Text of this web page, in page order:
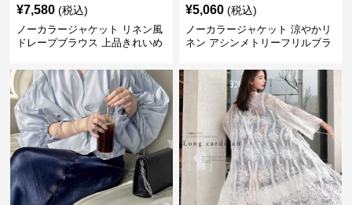
¥7,580 (税込)
ノーカラージャケット リネン風
ドレープブラウス 上品きれいめ
¥5,060 (税込)
ノーカラージャケット 涼やかリ
ネン アシンメトリーフリルブラ